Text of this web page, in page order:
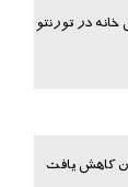
کاهش یافت